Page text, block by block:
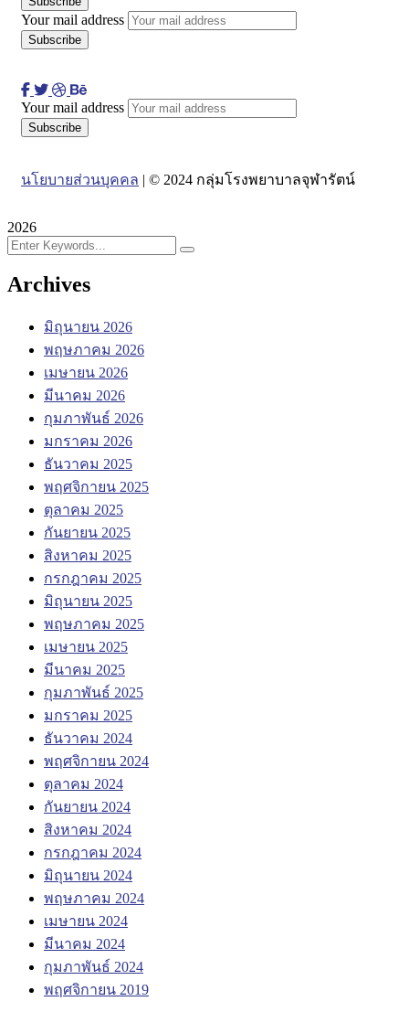
Your mail address
Your mail address
นโยบายส่วนบุคคล | © 2024 กลุ่มโรงพยาบาลจุฬารัตน์
2026
Archives
มิถุนายน 2026
พฤษภาคม 2026
เมษายน 2026
มีนาคม 2026
กุมภาพันธ์ 2026
มกราคม 2026
ธันวาคม 2025
พฤศจิกายน 2025
ตุลาคม 2025
กันยายน 2025
สิงหาคม 2025
กรกฎาคม 2025
มิถุนายน 2025
พฤษภาคม 2025
เมษายน 2025
มีนาคม 2025
กุมภาพันธ์ 2025
มกราคม 2025
ธันวาคม 2024
พฤศจิกายน 2024
ตุลาคม 2024
กันยายน 2024
สิงหาคม 2024
กรกฎาคม 2024
มิถุนายน 2024
พฤษภาคม 2024
เมษายน 2024
มีนาคม 2024
กุมภาพันธ์ 2024
พฤศจิกายน 2019